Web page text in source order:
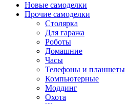
Новые самоделки
Прочие самоделки
Столярка
Для гаража
Роботы
Домашние
Часы
Телефоны и планшеты
Компьютерные
Моддинг
Охота